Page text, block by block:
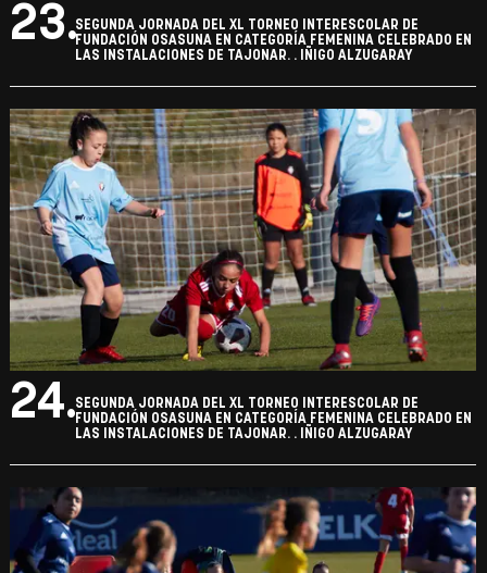
23.SEGUNDA JORNADA DEL XL TORNEO INTERESCOLAR DE
FUNDACIÓN OSASUNA EN CATEGORÍA FEMENINA CELEBRADO EN
LAS INSTALACIONES DE TAJONAR. . IÑIGO ALZUGARAY
24.SEGUNDA JORNADA DEL XL TORNEO INTERESCOLAR DE
FUNDACIÓN OSASUNA EN CATEGORÍA FEMENINA CELEBRADO EN
LAS INSTALACIONES DE TAJONAR. . IÑIGO ALZUGARAY